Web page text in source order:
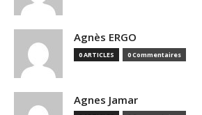
Agnès ERGO
0 ARTICLES 0 Commentaires
Agnes Jamar